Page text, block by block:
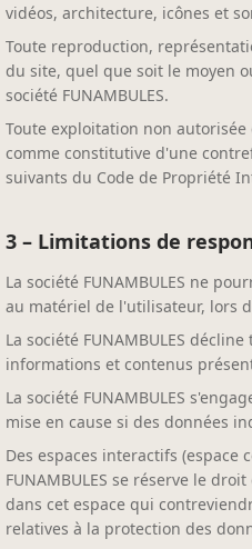
vidéos, architecture, icônes et
Toute reproduction,
du site, quel que soit le moyen
société FUNAMBULES.
Toute exploitation non
comme constitutive d'une
suivants du Code de Propriété
3 – Limitations de
La société FUNAMBULES ne
au matériel de l'utilisateur, lors
La société FUNAMBULES
informations et contenus
La société FUNAMBULES
mise en cause si des données
Des espaces interactifs
FUNAMBULES se réserve le
dans cet espace qui
relatives à la protection des